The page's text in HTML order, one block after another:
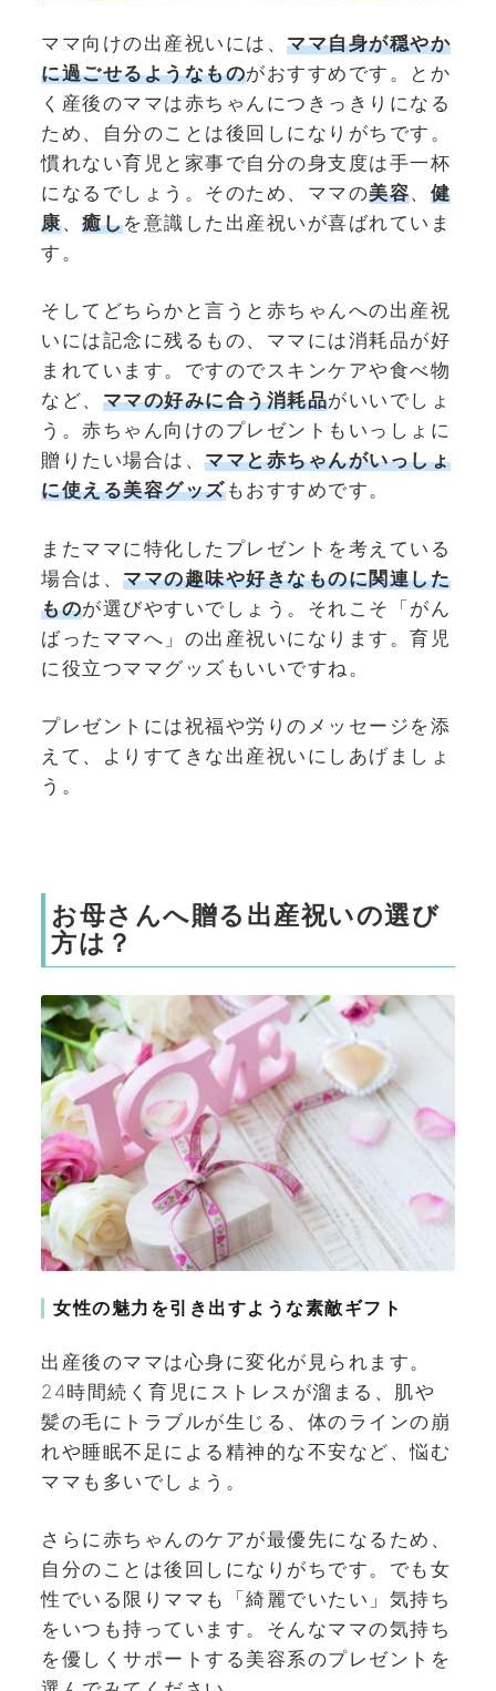
ママ向けの出産祝いには、 ママ自身が穏やか
に過ごせるようなものがおすすめです。とか
く産後のママは赤ちゃんにつきっきりになる
ため、自分のことは後回しになりがちです。
慣れない育児と家事で自分の身支度は手一杯
になるでしょう。そのため、ママの美容、 健
康、 癒しを意識した出産祝いが喜ばれていま
す。
そしてどちらかと言うと赤ちゃんへの出産祝
いには記念に残るもの、ママには消耗品が好
まれています。ですのでスキンケアや食べ物
など、 ママの好みに合う消耗品がいいでしょ
う。赤ちゃん向けのプレゼントもいっしょに
贈りたい場合は、 ママと赤ちゃんがいっしょ
に使える美容グッズもおすすめです。
またママに特化したプレゼントを考えている
場合は、 ママの趣味や好きなものに関連した
ものが選びやすいでしょう。それこそ「がん
ばったママへ」の出産祝いになります。育児
に役立つママグッズもいいですね。
プレゼントには祝福や労りのメッセージを添
えて、よりすてきな出産祝いにしあげましょ
う。
お母さんへ贈る出産祝いの選び
方は？
女性の魅力を引き出すような素敵ギフト
出産後のママは心身に変化が見られます。
24時間続く育児にストレスが溜まる、肌や
髪の毛にトラブルが生じる、体のラインの崩
れや睡眠不足による精神的な不安など、悩む
ママも多いでしょう。
さらに赤ちゃんのケアが最優先になるため、
自分のことは後回しになりがちです。でも女
性でいる限りママも「綺麗でいたい」気持ち
をいつも持っています。そんなママの気持ち
を優しくサポートする美容系のプレゼントを